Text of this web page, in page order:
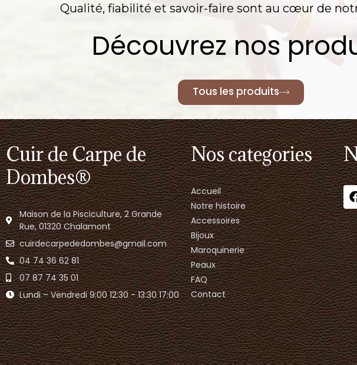
Qualité, fiabilité et savoir-faire sont au cœur de
Découvrez nos
Tous les produits
Cuir de Carpe de
Dombes®
Maison de la Pisciculture, 2 Grande
Rue, 01320 Chalamont
cuirdecarpededombes@gmail.com
04 74 36 62 81
07 87 74 35 01
Lundi – Vendredi 9:00 12:30 - 13:30 17:00​
Nos categories
Accueil
Notre histoire
Accessoires
Bijoux
Maroquinerie
Peaux
FAQ
Contact